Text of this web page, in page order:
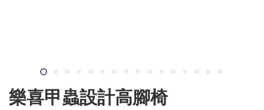
樂喜甲蟲設計高腳椅